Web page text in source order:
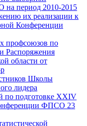
период 2010-2015
их реализации к
Конференции
профсоюзов по
Распоряжения
области от
Школы
лидера
по подготовке XXIV
ФПСО 23